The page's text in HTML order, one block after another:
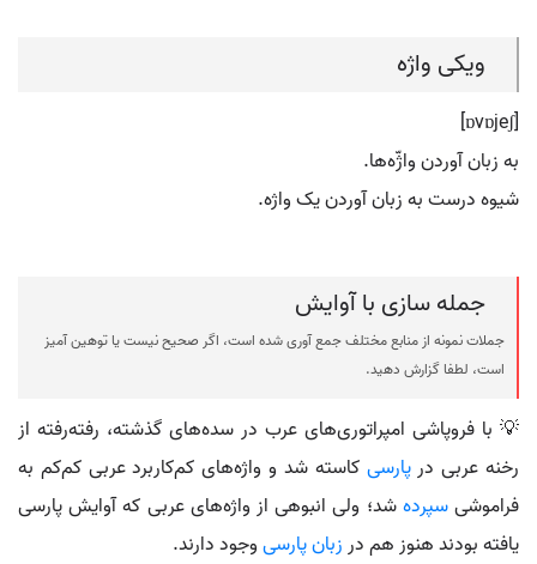
ویکی واژه
[ɒvɒjeʃ]
به زبان آوردن واژّه‌ها.
شیوه درست به زبان آوردن یک واژه.
جمله سازی با آوایش
جملات نمونه از منابع مختلف جمع آوری شده است، اگر صحیح نیست یا توهین آمیز
است، لطفا گزارش دهید.
💡 با فروپاشی امپراتوری‌های عرب در سده‌های گذشته، رفته‌رفته از
رخنه عربی درپارسی کاسته شد و واژه‌های کم‌کاربرد عربی کم‌کم به
فراموشیسپردهشد؛ ولی انبوهی از واژه‌های عربی که آوایش پارسی
یافته بودند هنوز هم در زبان پارسیوجود دارند.